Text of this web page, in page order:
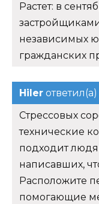
Растет: в
независимых
гражданских
Hiler ответил(а)
Стрессовых
технические
подходит
написавших,
Расположите
помогающие